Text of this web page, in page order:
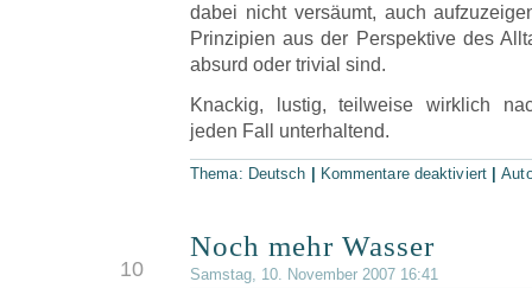
dabei nicht versäumt, auch
Prinzipien aus der Perspektive des
absurd oder trivial sind.
Knackig, lustig, teilweise wirklich
jeden Fall unterhaltend.
Thema: Deutsch Kommentare deaktiviert|
10
Noch mehr Wasser
Samstag, 10. November 2007 16:41